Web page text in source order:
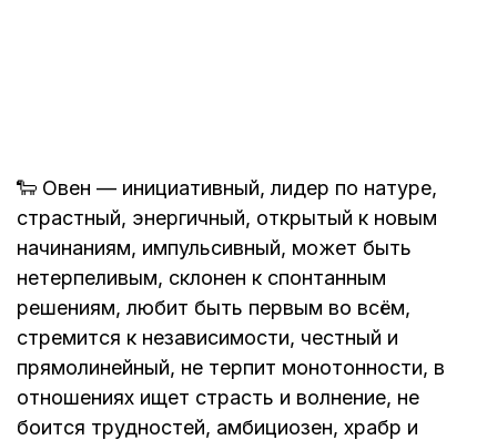
🐑 Овен — инициативный, лидер по натуре,
страстный, энергичный, открытый к новым
начинаниям, импульсивный, может быть
нетерпеливым, склонен к спонтанным
решениям, любит быть первым во всём,
стремится к независимости, честный и
прямолинейный, не терпит монотонности, в
отношениях ищет страсть и волнение, не
боится трудностей, амбициозен, храбр и